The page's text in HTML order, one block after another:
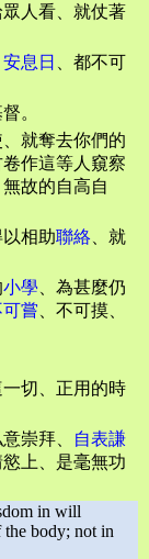
眾人看、就仗著
安息日
、都不可
。
、就奪去你們的
作這等人窺察
故的自高自
以相助聯絡 、就
小學 、為甚麼仍
嘗 、不可摸、
切、正用的時
崇拜、
自表謙
上、是毫無功
in will
body; not in